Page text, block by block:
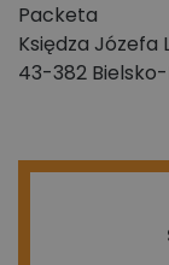
Packeta
Księdza Józefa
43-382 Bielsko-